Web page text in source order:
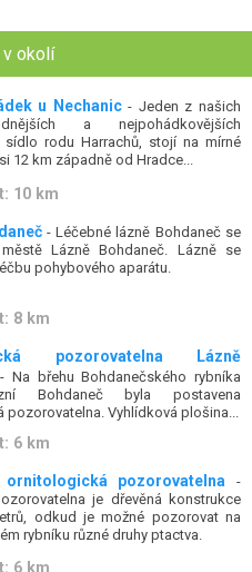
v okolí
u Nechanic- Jeden z našich
a nejpohádkovějších
sídlo rodu Harrachů, stojí na mírné
12 km západně od Hradce...
10 km
- Léčebné lázně Bohdaneč se
Lázně Bohdaneč. Lázně se
pohybového aparátu.
8 km
pozorovatelna Lázně
- Na břehu Bohdanečského rybníka
Bohdaneč byla postavena
Vyhlídková plošina...
6 km
ornitologická pozorovatelna -
je dřevěná konstrukce
odkud je možné pozorovat na
rybníku různé druhy ptactva.
6 km